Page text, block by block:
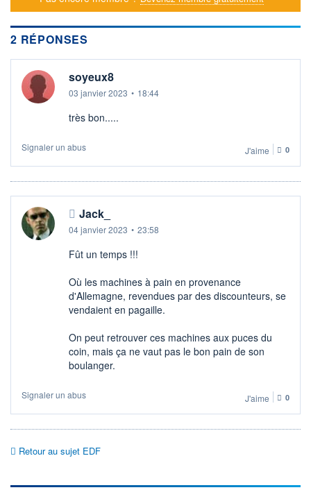
DERNIER
0,00 EUR
DATE
DIVIDENDE
PROCHAIN
DIVIDENDE
-
ÉLIGIBILITÉ
2 RÉPONSES
soyeux8
03 janvier 2023 • 18:44
très bon.....
Signaler un abus J'aime 0
Jack_
04 janvier 2023 • 23:58
Fût un temps !!!
Où les machines à pain en provenance
d'Allemagne, revendues par des discounteurs, se
vendaient en pagaille.
On peut retrouver ces machines aux puces du
coin, mais ça ne vaut pas le bon pain de son
boulanger.
Signaler un abus J'aime 0
Retour au sujet EDF